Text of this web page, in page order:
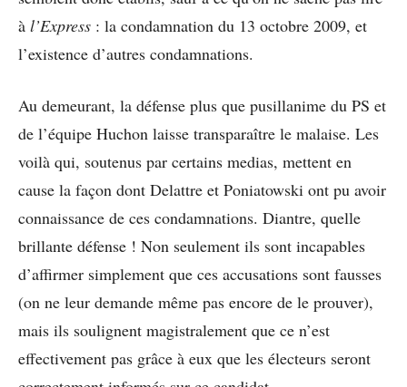
à l’Express : la condamnation du 13 octobre 2009, et
l’existence d’autres condamnations.
Au demeurant, la défense plus que pusillanime du PS et
de l’équipe Huchon laisse transparaître le malaise. Les
voilà qui, soutenus par certains medias, mettent en
cause la façon dont Delattre et Poniatowski ont pu avoir
connaissance de ces condamnations. Diantre, quelle
brillante défense ! Non seulement ils sont incapables
d’affirmer simplement que ces accusations sont fausses
(on ne leur demande même pas encore de le prouver),
mais ils soulignent magistralement que ce n’est
effectivement pas grâce à eux que les électeurs seront